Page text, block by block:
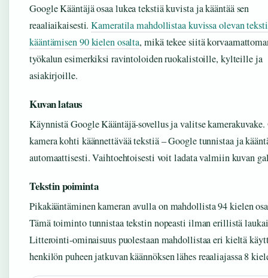
Google Kääntäjä osaa lukea tekstiä kuvista ja kääntää sen
reaaliaikaisesti.Kameratila mahdollistaa kuvissa olevan
kääntämisen 90 kielen osalta, mikä tekee siitä
työkalun esimerkiksi ravintoloiden ruokalistoille, kylteille ja
asiakirjoille.
Kuvan lataus
Käynnistä Google Kääntäjä-sovellus ja valitse
kamera kohti käännettävää tekstiä – Google tunnistaa ja
automaattisesti. Vaihtoehtoisesti voit ladata valmiin kuvan
Tekstin poiminta
Pikakääntäminen kameran avulla on mahdollista 94 kielen
Tämä toiminto tunnistaa tekstin nopeasti ilman erillistä
Litterointi-ominaisuus puolestaan mahdollistaa eri kieltä
henkilön puheen jatkuvan käännöksen lähes reaaliajassa 8